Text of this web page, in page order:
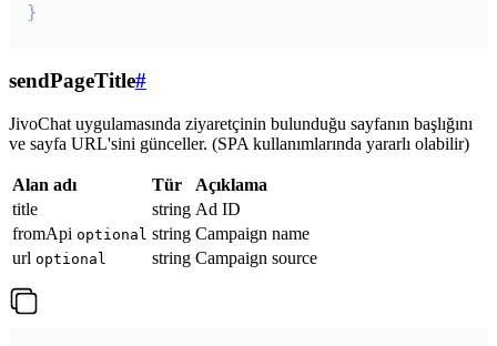
}
sendPageTitle#
JivoChat uygulamasında ziyaretçinin bulunduğu sayfanın başlığını
ve sayfa URL'sini günceller. (SPA kullanımlarında yararlı olabilir)
Alan adı Tür
Açıklama
title
string Ad ID
fromApi optional string Campaign name
url optional string Campaign source